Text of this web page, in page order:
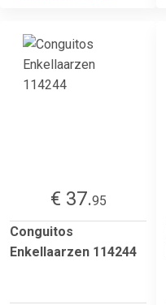
€ 37.95
Conguitos
Enkellaarzen 114244